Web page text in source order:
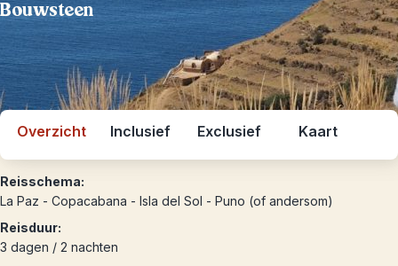
Bouwsteen
Overzicht Inclusief Exclusief Kaart
Reisschema:
La Paz - Copacabana - Isla del Sol - Puno (of andersom)
Reisduur:
3 dagen / 2 nachten